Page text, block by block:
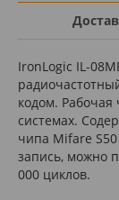
IronLogic IL-
кодом. Рабочая
системах.
чипа Mifare
запись, можно
000 циклов.